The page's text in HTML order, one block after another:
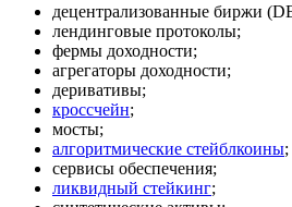
децентрализованные биржи
лендинговые протоколы;
фермы доходности;
агрегаторы доходности;
деривативы;
кроссчейн;
мосты;
алгоритмические стейблкоины;
сервисы обеспечения;
ликвидный стейкинг;